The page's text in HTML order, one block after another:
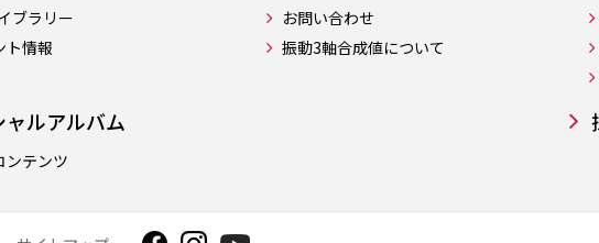
ブラリー
ト情報
ルアルバム
ンテンツ
お問い合わせ
振動3軸合成値について